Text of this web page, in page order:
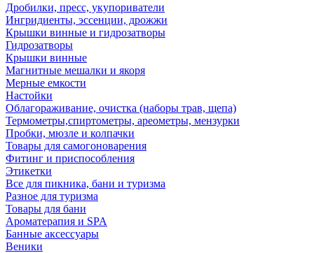
Дробилки, пресс, укупориватели
Ингридиенты, эссенции, дрожжи
Крышки винные и гидрозатворы
Гидрозатворы
Крышки винные
Магнитные мешалки и якоря
Мерные емкости
Настойки
Облагораживание, очистка (наборы трав, щепа)
Термометры,спиртометры, ареометры, мензурки
Пробки, мюзле и колпачки
Товары для самогоноварения
Фитинг и приспособления
Этикетки
Все для пикника, бани и туризма
Разное для туризма
Товары для бани
Ароматерапия и SPA
Банные аксессуары
Веники